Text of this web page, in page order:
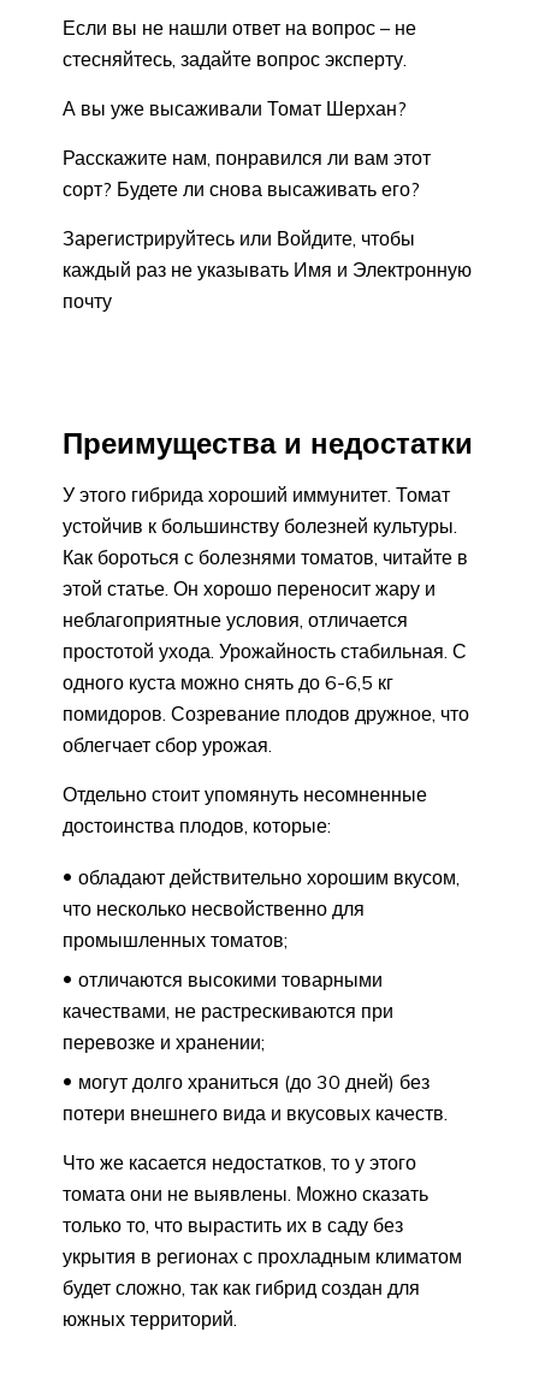
Если вы не нашли ответ на вопрос – не
стесняйтесь, задайте вопрос эксперту.
А вы уже высаживали Томат Шерхан?
Расскажите нам, понравился ли вам этот
сорт? Будете ли снова высаживать его?
Зарегистрируйтесь или Войдите, чтобы
каждый раз не указывать Имя и Электронную
почту
Преимущества и недостатки
У этого гибрида хороший иммунитет. Томат
устойчив к большинству болезней культуры.
Как бороться с болезнями томатов, читайте в
этой статье. Он хорошо переносит жару и
неблагоприятные условия, отличается
простотой ухода. Урожайность стабильная. С
одного куста можно снять до 6-6,5 кг
помидоров. Созревание плодов дружное, что
облегчает сбор урожая.
Отдельно стоит упомянуть несомненные
достоинства плодов, которые:
обладают действительно хорошим вкусом,
что несколько несвойственно для
промышленных томатов;
отличаются высокими товарными
качествами, не растрескиваются при
перевозке и хранении;
могут долго храниться (до 30 дней) без
потери внешнего вида и вкусовых качеств.
Что же касается недостатков, то у этого
томата они не выявлены. Можно сказать
только то, что вырастить их в саду без
укрытия в регионах с прохладным климатом
будет сложно, так как гибрид создан для
южных территорий.